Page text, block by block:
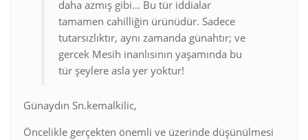
daha azmış gibi… Bu tür iddialar
tamamen cahilliğin ürünüdür. Sadece
tutarsızlıktır, aynı zamanda günahtır; ve
gercek Mesih inanlısının yaşamında bu
tür şeylere asla yer yoktur!
Günaydın Sn.kemalkilic,
Öncelikle gerçekten önemli ve üzerinde düşünülmesi